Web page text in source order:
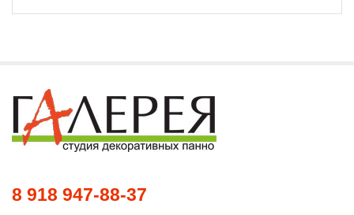
8 918 947-88-37